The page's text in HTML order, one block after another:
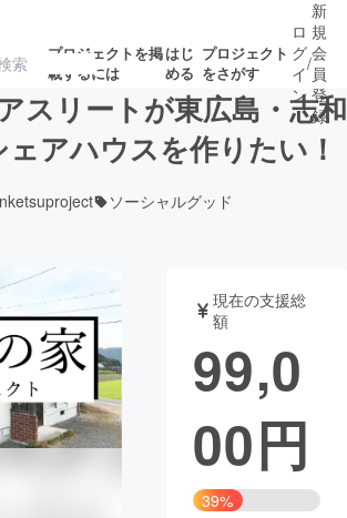
プロジェクトを掲
載するには
はじ
める
プロジェクト
をさがす
ジェクト
ロジェクト
・写真 音楽
ロジー・ガジェット ゲーム・
映画 書籍・雑誌
チャレンジ
ロ
グ
イ
ン
/
新
規
会
員
登
録
スリートが東広島・志和
アハウスを作りたい！
ソーシャルグッド
現在の支援総
額
99,0
00円
39%